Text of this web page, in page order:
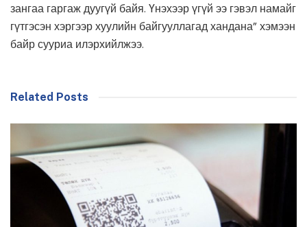
зангаа гаргаж дуугүй байя. Үнэхээр үгүй ээ гэвэл намайг
гүтгэсэн хэргээр хуулийн байгууллагад хандана” хэмээн
байр сууриа илэрхийлжээ.
Related Posts